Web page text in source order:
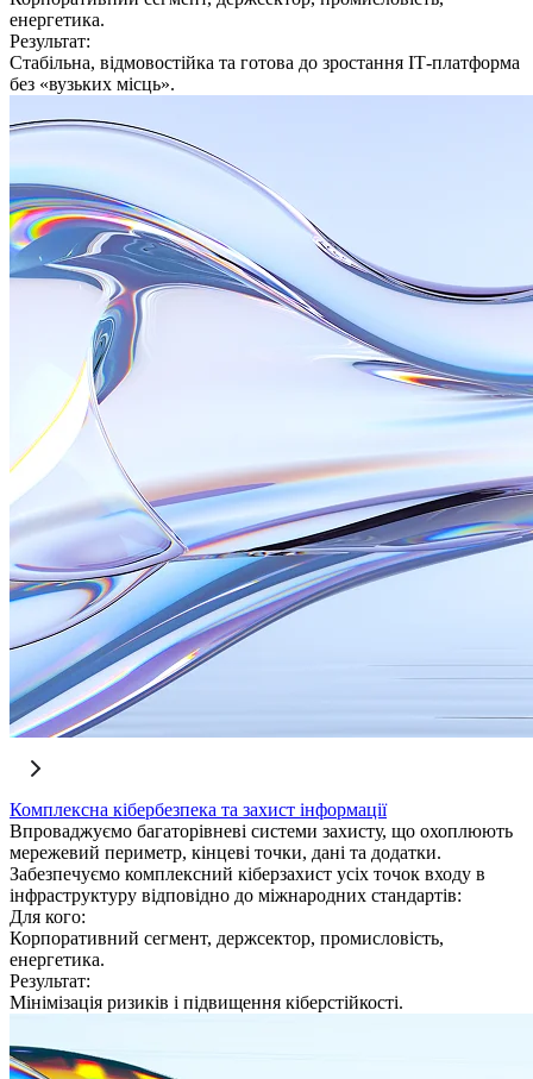
енергетика.
Результат:
Стабільна, відмовостійка та готова до зростання ІТ-платформа
без «вузьких місць».
Комплексна кібербезпека та захист інформації
Впроваджуємо багаторівневі системи захисту, що охоплюють
мережевий периметр, кінцеві точки, дані та додатки.
Забезпечуємо комплексний кіберзахист усіх точок входу в
інфраструктуру відповідно до міжнародних стандартів:
Для кого:
Корпоративний сегмент, держсектор, промисловість,
енергетика.
Результат:
Мінімізація ризиків і підвищення кіберстійкості.